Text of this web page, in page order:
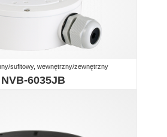
sufitowy, wewnętrzny/zewnętrzny
NVB-6035JB